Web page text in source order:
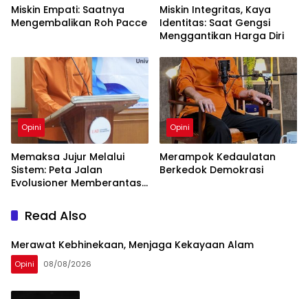
Miskin Empati: Saatnya
Mengembalikan Roh Pacce
Miskin Integritas, Kaya
Identitas: Saat Gengsi
Menggantikan Harga Diri
Opini
Memaksa Jujur Melalui
Sistem: Peta Jalan
Evolusioner Memberantas
Opini
Merampok Kedaulatan
Berkedok Demokrasi
Read Also
Merawat Kebhinekaan, Menjaga Kekayaan Alam
Opini 08/08/2026